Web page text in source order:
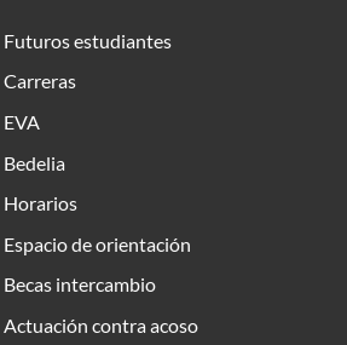
Futuros estudiantes
Carreras
EVA
Bedelia
Horarios
Espacio de orientación
Becas intercambio
Actuación contra acoso